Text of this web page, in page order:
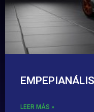
LEER MÁS »